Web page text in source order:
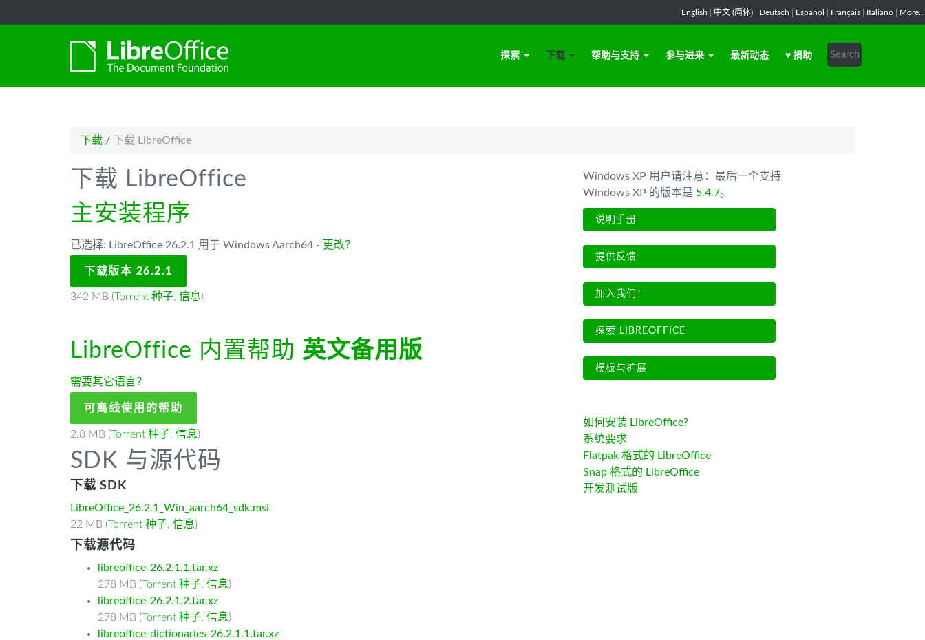
English 中文 (简体) Deutsch Español Français Italiano More...
探索 下载 帮助与支持 参与进来 最新动态 ♥ 捐助
下载 / 下载 LibreOffice
下载 LibreOffice
主安装程序
已选择: LibreOffice 26.2.1 用于 Windows Aarch64 - 更改？
下载版本 26.2.1
342 MB (Torrent 种子, 信息)
LibreOffice 内置帮助 英文备用版
需要其它语言？
可离线使用的帮助
2.8 MB (Torrent 种子, 信息)
SDK 与源代码
下载 SDK
LibreOffice_26.2.1_Win_aarch64_sdk.msi
22 MB (Torrent 种子, 信息)
下载源代码
libreoffice-26.2.1.1.tar.xz
278 MB (Torrent 种子, 信息)
libreoffice-26.2.1.2.tar.xz
278 MB (Torrent 种子, 信息)
libreoffice-dictionaries-26.2.1.1.tar.xz
Windows XP 用户请注意：最后一个支持
Windows XP 的版本是 5.4.7。
说明手册
提供反馈
加入我们！
探索 LIBREOFFICE
模板与扩展
如何安装 LibreOffice?
系统要求
Flatpak 格式的 LibreOffice
Snap 格式的 LibreOffice
开发测试版